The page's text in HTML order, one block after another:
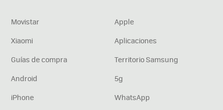
Movistar
Apple
Xiaomi
Aplicaciones
Guías de compra
Territorio Samsung
Android
5g
iPhone
WhatsApp